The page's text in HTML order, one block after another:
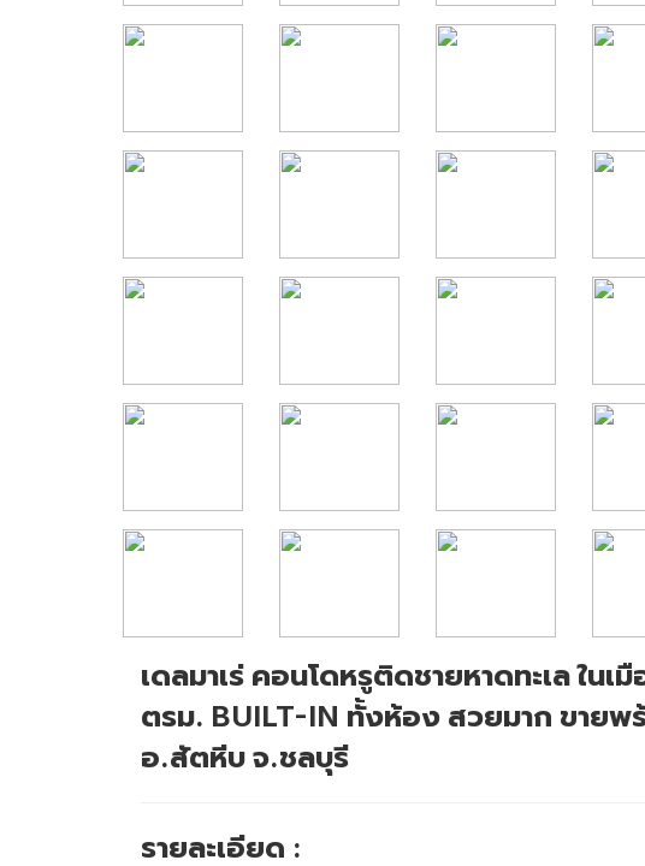
เดลมาเร่ คอนโดหรูติดชายหาดทะเล ใน
ตรม. BUILT-IN ทั้งห้อง สวยมาก ขายพ
อ.สัตหีบ จ.ชลบุรี
รายละเอียด :